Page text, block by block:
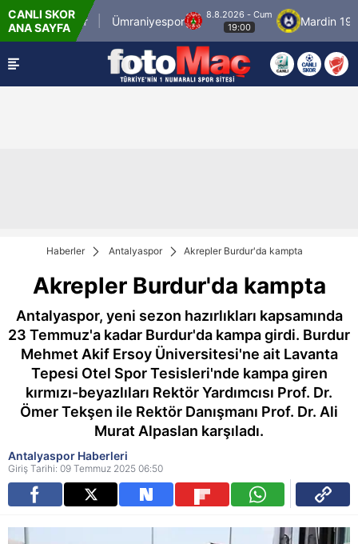
CANLI SKOR
ANA SAYFA
İstanbulspor Ümraniyespor
8.8.2026 - Cum
19:00
Mardin 1969
Haberler Antalyaspor Akrepler Burdur'da kampta
Akrepler Burdur'da kampta
Antalyaspor, yeni sezon hazırlıkları kapsamında
23 Temmuz'a kadar Burdur'da kampa girdi. Burdur
Mehmet Akif Ersoy Üniversitesi'ne ait Lavanta
Tepesi Otel Spor Tesisleri'nde kampa giren
kırmızı-beyazlıları Rektör Yardımcısı Prof. Dr.
Ömer Tekşen ile Rektör Danışmanı Prof. Dr. Ali
Murat Alpaslan karşıladı.
Antalyaspor Haberleri
Giriş Tarihi: 09 Temmuz 2025 06:50